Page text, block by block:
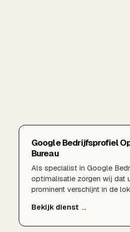
Google Bedrijfsprofiel
Bureau
Als specialist in Google
optimalisatie zorgen wij dat
prominent verschijnt in de
profiel en sterke reviews tot